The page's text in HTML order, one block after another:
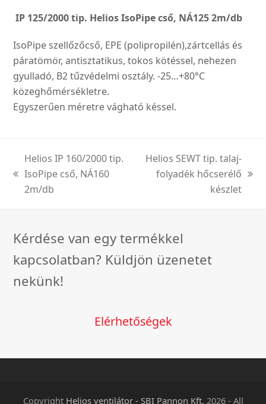
IP 125/2000 tip. Helios IsoPipe cső, NÁ125 2m/db
IsoPipe szellőzőcső, EPE (polipropilén),zártcellás és
páratömör, antisztatikus, tokos kötéssel, nehezen
gyulladó, B2 tűzvédelmi osztály. -25…+80°C
közeghőmérsékletre.
Egyszerűen méretre vágható késsel.
previous
post:
Helios IP 160/2000 tip.
IsoPipe cső, NÁ160
2m/db
next
Helios SEWT tip. talaj-
folyadék hőcserélő
készlet
Kérdése van egy termékkel
kapcsolatban? Küldjön üzenetet
nekünk!
Elérhetőségek
Copyright Helios ventilátor - SBI Pannon Kft. 2026 - All